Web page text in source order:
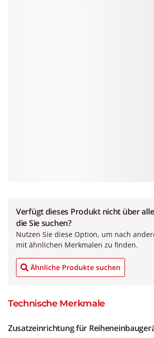
Verfügt dieses Produkt nicht über
die Sie suchen?
Nutzen Sie diese Option, um nach
mit ähnlichen Merkmalen zu finden.
Ähnliche Produkte suchen
Technische Merkmale
Zusatzeinrichtung für